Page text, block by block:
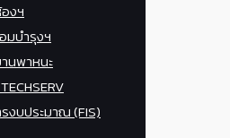
งฯ
มบำรุงฯ
นพาหนะ
งบประมาณ (FIS)